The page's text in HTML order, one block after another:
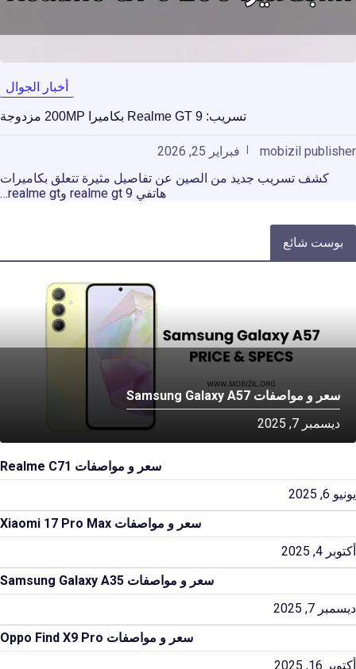
أخبار الجوال
تسريب: Realme GT 9 بكاميرا 200MP مزدوجة
mobizil publisher
فبراير 25, 2026
كشف تسريب جديد من الصين عن تفاصيل مثيرة تتعلق بكاميرات
هاتفي realme gt 9 وrealme gt…
بوست شائع
سعر و مواصفات Samsung Galaxy A57
ديسمبر 7, 2025
سعر و مواصفات Realme C71
يونيو 6, 2025
سعر و مواصفات Xiaomi 17 Pro Max
أكتوبر 4, 2025
سعر و مواصفات Samsung Galaxy A35
ديسمبر 7, 2025
سعر و مواصفات Oppo Find X9 Pro
أكتوبر 16, 2025